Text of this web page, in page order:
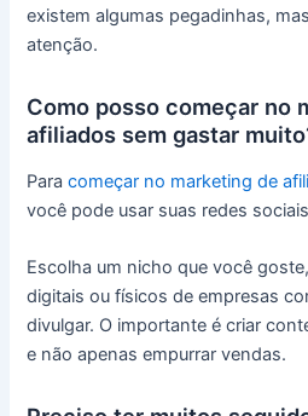
existem algumas pegadinhas,
atenção.
Como posso começar no
afiliados sem gastar
Paracomeçar no marketing de
você pode usar suas redes
Escolha um nicho que você
digitais ou físicos de empresas
divulgar. O importante é criar
e não apenas empurrar vendas.